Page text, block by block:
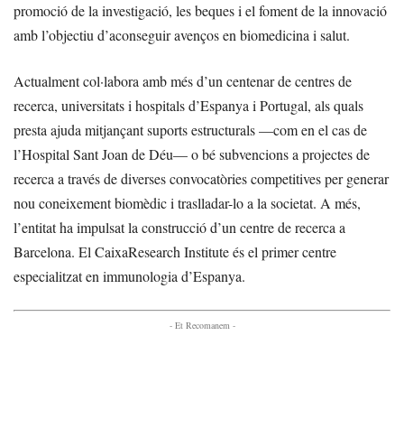
promoció de la investigació, les beques i el foment de la innovació
amb l’objectiu d’aconseguir avenços en biomedicina i salut.
Actualment col·labora amb més d’un centenar de centres de
recerca, universitats i hospitals d’Espanya i Portugal, als quals
presta ajuda mitjançant suports estructurals —com en el cas de
l’Hospital Sant Joan de Déu— o bé subvencions a projectes de
recerca a través de diverses convocatòries competitives per generar
nou coneixement biomèdic i traslladar-lo a la societat. A més,
l’entitat ha impulsat la construcció d’un centre de recerca a
Barcelona. El CaixaResearch Institute és el primer centre
especialitzat en immunologia d’Espanya.
- Et Recomanem -